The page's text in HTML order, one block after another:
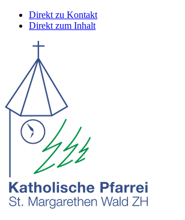
Direkt zu Kontakt
Direkt zum Inhalt